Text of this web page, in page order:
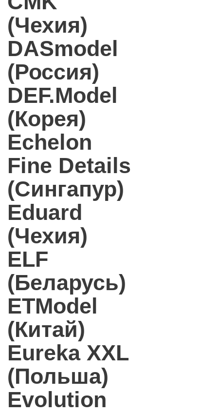
(Чехия)
DASmodel
(Россия)
DEF.Model
(Корея)
Echelon
Fine Details
(Сингапур)
Eduard
(Чехия)
ELF
(Беларусь)
ETModel
(Китай)
Eureka XXL
(Польша)
Evolution